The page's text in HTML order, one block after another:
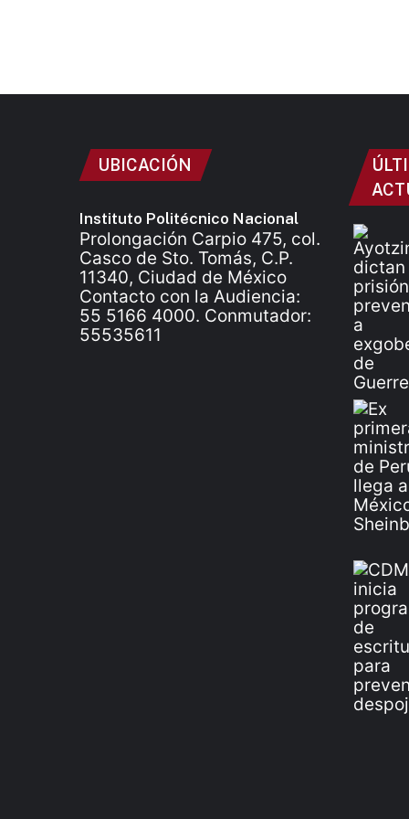
UBICACIÓN
Instituto Politécnico Nacional
Prolongación Carpio 475, col.
Casco de Sto. Tomás, C.P.
11340, Ciudad de México
Contacto con la Audiencia:
55 5166 4000. Conmutador:
55535611